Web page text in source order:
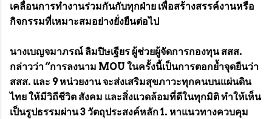
เคลื่อนการทำงานร่วมกันกับทุกฝ่าย เพื่อสร้างสรรค์งานหรือ
กิจกรรมที่เหมาะสมอย่างยั่งยืนต่อไป
นางเบญจมาภรณ์ ลิมปิษเฐียร ผู้ช่วยผู้จัดการกองทุน สสส.
กล่าวว่า “การลงนาม MOU ในครั้งนี้เป็นการตอกย้ำจุดยืนว่า
สสส. และ 9 หน่วยงาน จะส่งเสริมสุขภาวะทุกคนบนแผ่นดิน
ไทย ให้มีวิถีชีวิต สังคม และสิ่งแวดล้อมที่ดีในทุกมิติ ทำให้เห็น
เป็นรูปธรรมผ่าน 3 วัตถุประสงค์หลัก 1. หาแนวทางควบคุม